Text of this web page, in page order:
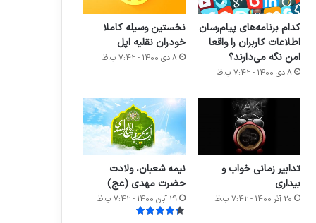
کدام برنامه‌های پیام‌رسان
اطلاعات کاربران را واقعا
امن نگه می‌دارند؟
8 دی 1400 - 7:42 ب.ظ
نخستین وسیله کاملا
خودران نقلیه اپل
8 دی 1400 - 7:42 ب.ظ
تدابیر زمانی خواب و
بیداری
20 آذر 1400 - 7:42 ب.ظ
نیمه شعبان، ولادت
حضرت مهدی (عج)
29 آبان 1400 - 7:42 ب.ظ